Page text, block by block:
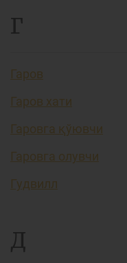
Г
Гаров
Гаров хати
Гаровга қўювчи
Гаровга олувчи
Гудвилл
Д